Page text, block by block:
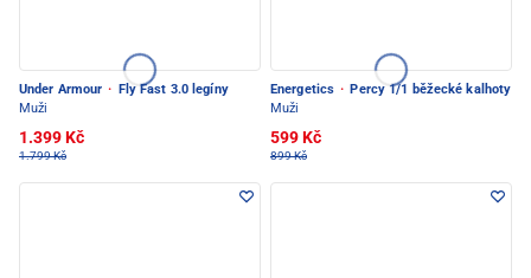
Under Armour ·
Fly Fast 3.0 legíny
Muži
1.399 Kč
1.799 Kč
Energetics · Percy 1/1 běžecké kalhoty
Muži
599 Kč
899 Kč